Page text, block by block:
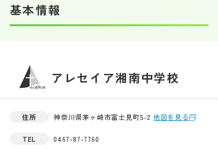
基本情報
アレセイア湘南中学校
住所 神奈川県茅ヶ崎市富士見町5-2 地図を見る
TEL 0467-87-7760